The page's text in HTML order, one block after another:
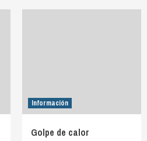
Información
Golpe de calor